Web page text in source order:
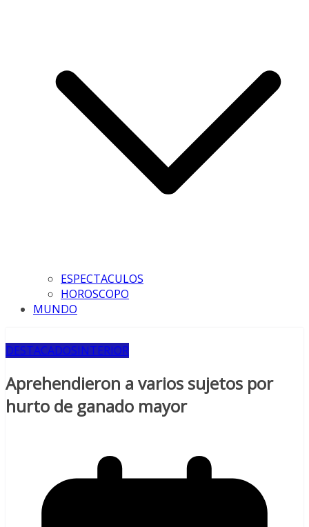
ESPECTACULOS
HOROSCOPO
MUNDO
DESTACADOSINTERIOR
Aprehendieron a varios sujetos por
hurto de ganado mayor